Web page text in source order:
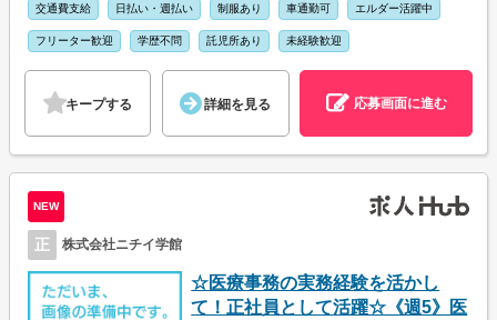
交通費支給 日払い・週払い 制服あり 車通勤可 エルダー活躍中
フリーター歓迎 学歴不問 託児所あり 未経験歓迎
キープする 詳細を見る 応募画面に進む
NEW
正 株式会社ニチイ学館
☆医療事務の実務経験を活かし
て！正社員として活躍☆《週5》医